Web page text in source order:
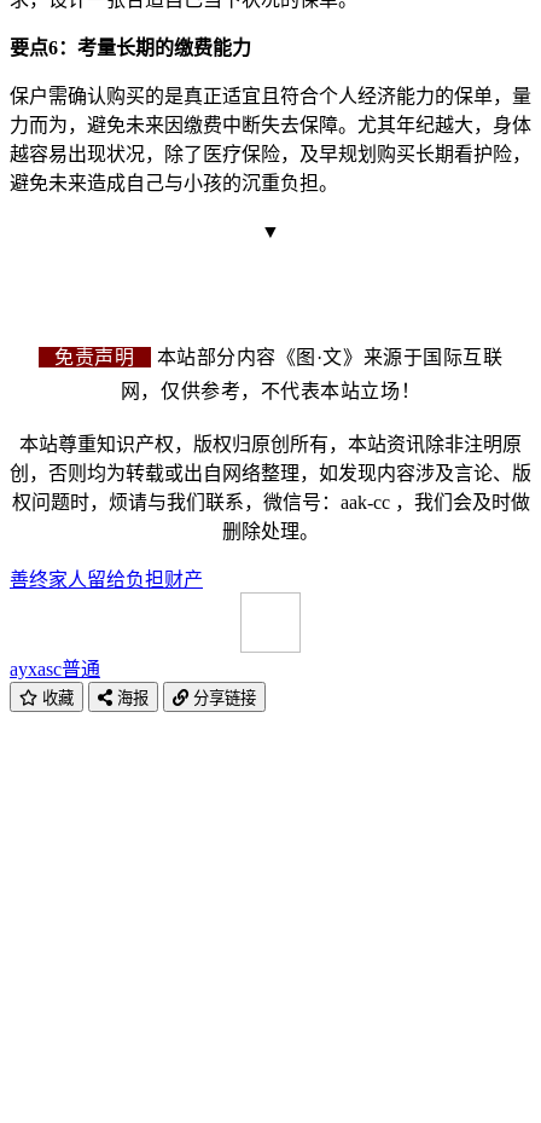
要点6：考量长期的缴费能力
保户需确认购买的是真正适宜且符合个人经济能力的保单，量
力而为，避免未来因缴费中断失去保障。尤其年纪越大，身体
越容易出现状况，除了医疗保险，及早规划购买长期看护险，
避免未来造成自己与小孩的沉重负担。
▼
免责声明
本站部分内容《图·文》来源于国际互联
网，仅供参考，不代表本站立场！
本站尊重知识产权，版权归原创所有，本站资讯除非注明原
创，否则均为转载或出自网络整理，如发现内容涉及言论、版
权问题时，烦请与我们联系，微信号：aak-cc ，我们会及时做
删除处理。
善终家人留给负担财产
ayxasc普通
收藏 海报 分享链接